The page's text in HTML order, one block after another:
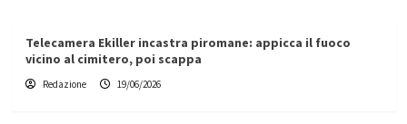
Telecamera Ekiller incastra piromane: appicca il fuoco
vicino al cimitero, poi scappa
Redazione 19/06/2026